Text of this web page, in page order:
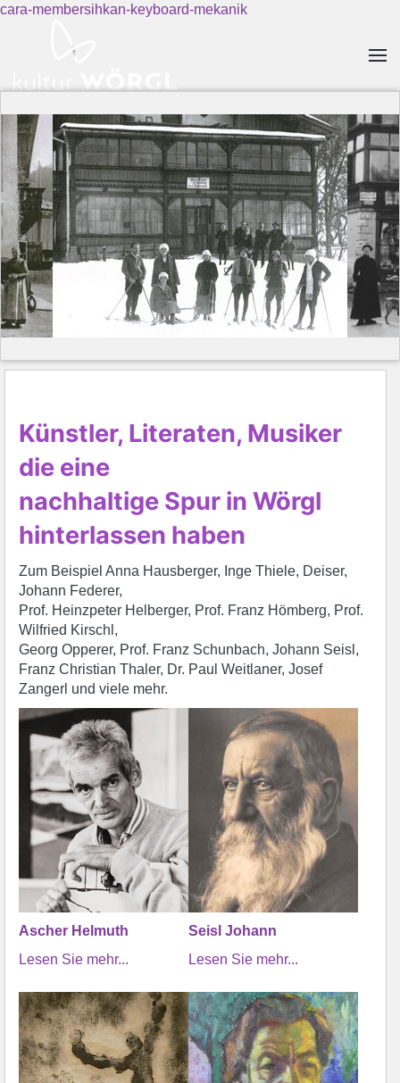
cara-membersihkan-keyboard-mekanik
Künstler, Literaten, Musiker
die eine
nachhaltige Spur in Wörgl
hinterlassen haben
Zum Beispiel Anna Hausberger, Inge Thiele, Deiser,
Johann Federer,
Prof. Heinzpeter Helberger, Prof. Franz Hömberg, Prof.
Wilfried Kirschl,
Georg Opperer, Prof. Franz Schunbach, Johann Seisl,
Franz Christian Thaler, Dr. Paul Weitlaner, Josef
Zangerl und viele mehr.
Ascher Helmuth
Lesen Sie mehr...
Seisl Johann
Lesen Sie mehr...